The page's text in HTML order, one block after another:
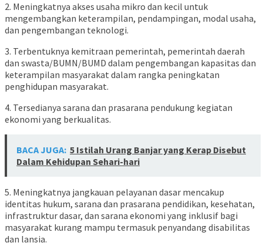
2. Meningkatnya akses usaha mikro dan kecil untuk
mengembangkan keterampilan, pendampingan, modal usaha,
dan pengembangan teknologi.
3. Terbentuknya kemitraan pemerintah, pemerintah daerah
dan swasta/BUMN/BUMD dalam pengembangan kapasitas dan
keterampilan masyarakat dalam rangka peningkatan
penghidupan masyarakat.
4. Tersedianya sarana dan prasarana pendukung kegiatan
ekonomi yang berkualitas.
BACA JUGA: 5 Istilah Urang Banjar yang Kerap Disebut
Dalam Kehidupan Sehari-hari
5. Meningkatnya jangkauan pelayanan dasar mencakup
identitas hukum, sarana dan prasarana pendidikan, kesehatan,
infrastruktur dasar, dan sarana ekonomi yang inklusif bagi
masyarakat kurang mampu termasuk penyandang disabilitas
dan lansia.